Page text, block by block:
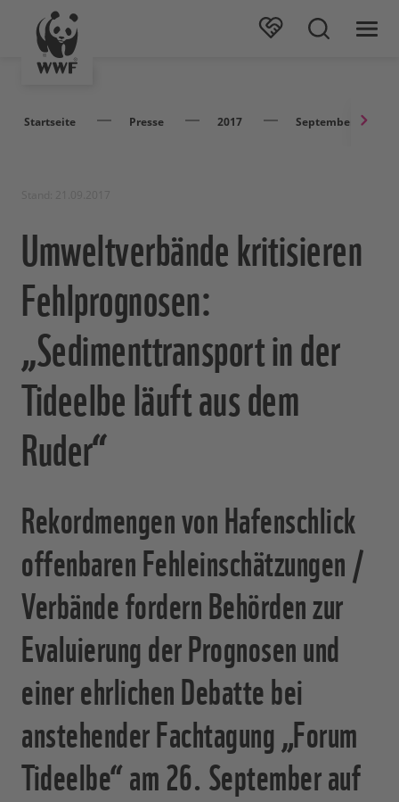
Startseite Presse 2017 September
Umweltverbände kritisieren
Fehlprognosen:
„Sedimenttransport in der
Tideelbe läuft aus dem
Ruder“
Rekordmengen von Hafenschlick
offenbaren Fehleinschätzungen /
Verbände fordern Behörden zur
Evaluierung der Prognosen und
einer ehrlichen Debatte bei
anstehender Fachtagung „Forum
Tideelbe“ am 26. September auf